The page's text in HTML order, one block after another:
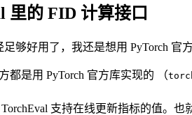
里的 FID 计算接口
够好用了，我还是想用 PyTorch 官
都是用 PyTorch 官方库实现的 （
支持在线更新指标的值。